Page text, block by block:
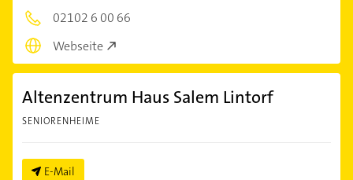
02102 6 00 66
Webseite
Altenzentrum Haus Salem Lintorf
SENIORENHEIME
E-Mail